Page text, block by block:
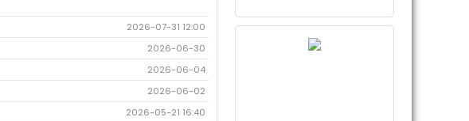
2026-07-31 12:00
2026-06-30
2026-06-04
2026-06-02
2026-05-21 16:40